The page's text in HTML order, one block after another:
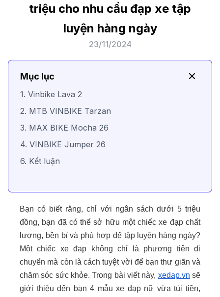
triệu cho nhu cầu đạp xe tập
luyện hàng ngày
23/11/2024
Mục lục
1. Vinbike Lava 2
2. MTB VINBIKE Tarzan
3. MAX BIKE Mocha 26
4. VINBIKE Jumper 26
6. Kết luận
Bạn có biết rằng, chỉ với ngân sách dưới 5 triệu
đồng, bạn đã có thể sở hữu một chiếc xe đạp chất
lượng, bền bỉ và phù hợp để tập luyện hàng ngày?
Một chiếc xe đạp không chỉ là phương tiện di
chuyển mà còn là cách tuyệt vời để bạn thư giãn và
chăm sóc sức khỏe. Trong bài viết này, xedap.vn sẽ
giới thiệu đến bạn 4 mẫu xe đạp nữ vừa túi tiền,